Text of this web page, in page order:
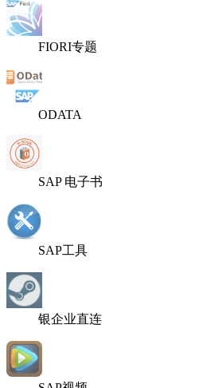
FIORI专题
ODATA
SAP 电子书
SAP工具
银企业直连